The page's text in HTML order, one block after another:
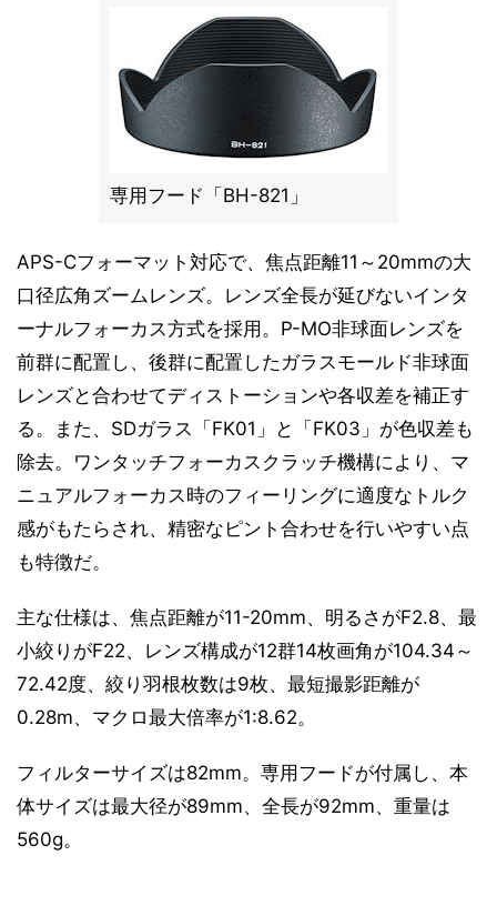
専用フード「BH-821」
APS-Cフォーマット対応で、焦点距離11～20mmの大
口径広角ズームレンズ。レンズ全長が延びないインタ
ーナルフォーカス方式を採用。P-MO非球面レンズを
前群に配置し、後群に配置したガラスモールド非球面
レンズと合わせてディストーションや各収差を補正す
る。また、SDガラス「FK01」と「FK03」が色収差も
除去。ワンタッチフォーカスクラッチ機構により、マ
ニュアルフォーカス時のフィーリングに適度なトルク
感がもたらされ、精密なピント合わせを行いやすい点
も特徴だ。
主な仕様は、焦点距離が11-20mm、明るさがF2.8、最
小絞りがF22、レンズ構成が12群14枚画角が104.34～
72.42度、絞り羽根枚数は9枚、最短撮影距離が
0.28m、マクロ最大倍率が1:8.62。
フィルターサイズは82mm。専用フードが付属し、本
体サイズは最大径が89mm、全長が92mm、重量は
560g。